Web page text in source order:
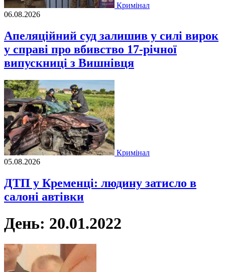
Кримінал
06.08.2026
Апеляційний суд залишив у силі вирок
у справі про вбивство 17-річної
випускниці з Вишнівця
Кримінал
05.08.2026
ДТП у Кременці: людину затисло в
салоні автівки
День: 20.01.2022